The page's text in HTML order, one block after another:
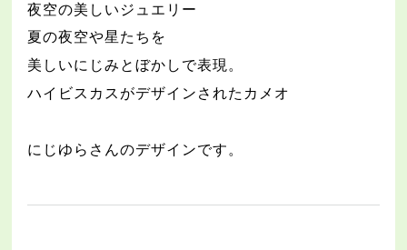
夜空の美しいジュエリー
夏の夜空や星たちを
美しいにじみとぼかしで表現。
ハイビスカスがデザインされたカメオ
にじゆらさんのデザインです。